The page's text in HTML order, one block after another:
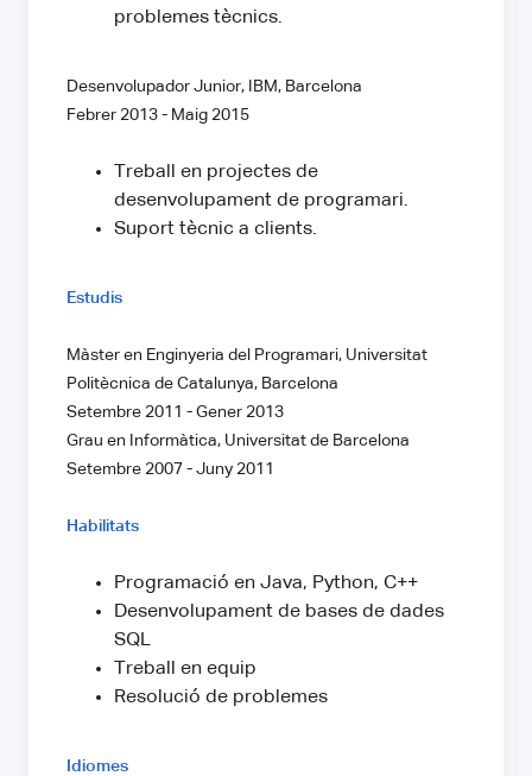
problemes tècnics.
Desenvolupador Junior, IBM, Barcelona
Febrer 2013 - Maig 2015
Treball en projectes de
desenvolupament de programari.
Suport tècnic a clients.
Estudis
Màster en Enginyeria del Programari, Universitat
Politècnica de Catalunya, Barcelona
Setembre 2011 - Gener 2013
Grau en Informàtica, Universitat de Barcelona
Setembre 2007 - Juny 2011
Habilitats
Programació en Java, Python, C++
Desenvolupament de bases de dades
SQL
Treball en equip
Resolució de problemes
Idiomes